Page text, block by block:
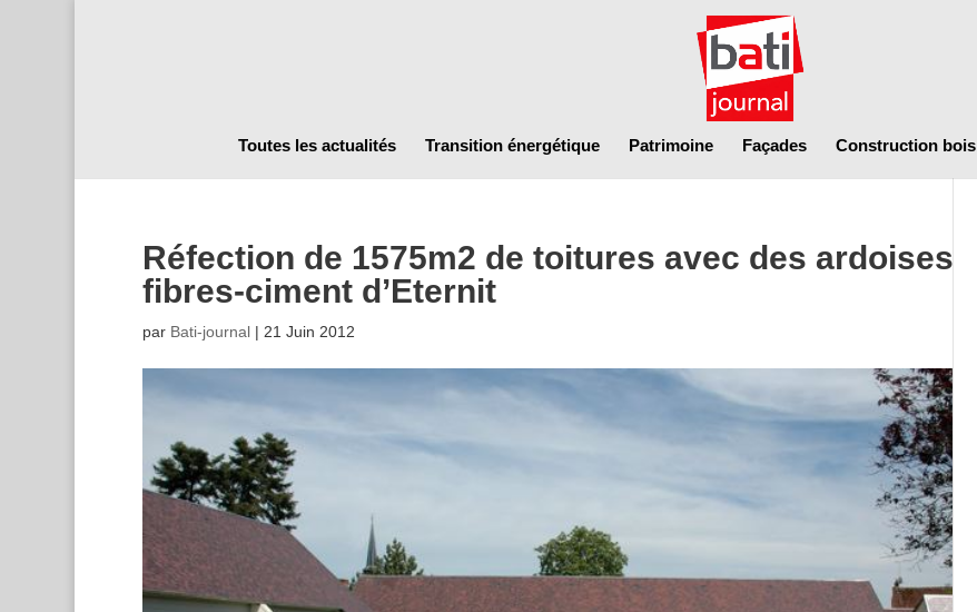
Toutes les actualités Transition énergétique Patrimoine Façades Construction bois
Réfection de 1575m2 de toitures avec des ardoises
fibres-ciment d’Eternit
par Bati-journal| 21 Juin 2012